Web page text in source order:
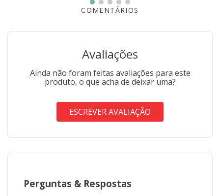
COMENTÁRIOS
Avaliações
Ainda não foram feitas avaliações para este
produto, o que acha de deixar uma?
ESCREVER AVALIAÇÃO
Perguntas & Respostas